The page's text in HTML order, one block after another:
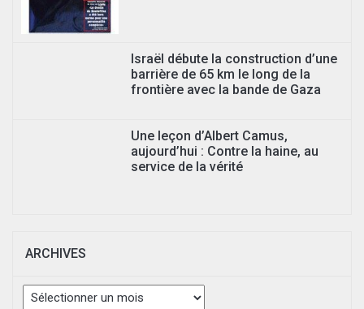
Israël débute la construction d’une
barrière de 65 km le long de la
frontière avec la bande de Gaza
Une leçon d’Albert Camus,
aujourd’hui : Contre la haine, au
service de la vérité
ARCHIVES
Archives